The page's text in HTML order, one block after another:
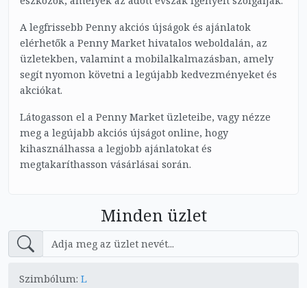
A legfrissebb Penny akciós újságok és ajánlatok
elérhetők a Penny Market hivatalos weboldalán, az
üzletekben, valamint a mobilalkalmazásban, amely
segít nyomon követni a legújabb kedvezményeket és
akciókat.
Látogasson el a Penny Market üzleteibe, vagy nézze
meg a legújabb akciós újságot online, hogy
kihasználhassa a legjobb ajánlatokat és
megtakaríthasson vásárlásai során.
Minden üzlet
Szimbólum: L